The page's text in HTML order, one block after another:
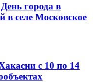
города в
в селе Московское
с 10 по 14